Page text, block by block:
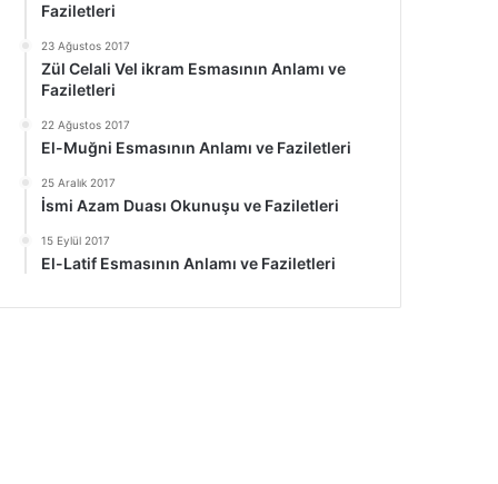
Faziletleri
23 Ağustos 2017
Zül Celali Vel ikram Esmasının Anlamı ve
Faziletleri
22 Ağustos 2017
El-Muğni Esmasının Anlamı ve Faziletleri
25 Aralık 2017
İsmi Azam Duası Okunuşu ve Faziletleri
15 Eylül 2017
El-Latif Esmasının Anlamı ve Faziletleri